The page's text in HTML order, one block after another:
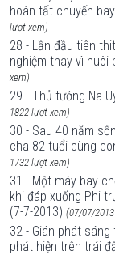
hoàn tất chuyến
lượt xem)
28 - Lần đầu tiên
nghiệm thay vì
xem)
29 - Thủ tướng Na
1822 lượt xem)
30 - Sau 40 năm
cha 82 tuổi cùng
1732 lượt xem)
31 - Một máy bay
khi đáp xuống Phi
(7-7-2013) (07/07/
32 - Gián phát
phát hiện trên trái